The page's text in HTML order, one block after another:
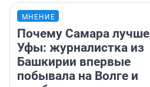
МНЕНИЕ
Почему Самара лучше
Уфы: журналистка из
Башкирии впервые
побывала на Волге и